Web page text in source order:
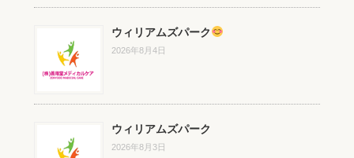
ウィリアムズパーク
2026年8月4日
ウィリアムズパーク
2026年8月3日